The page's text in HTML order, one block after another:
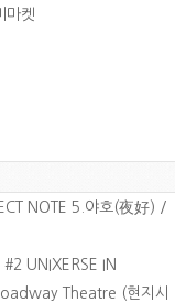
마켓
NOTE 5.야호(夜好) /
UNIXERSE IN
Theatre (현지시